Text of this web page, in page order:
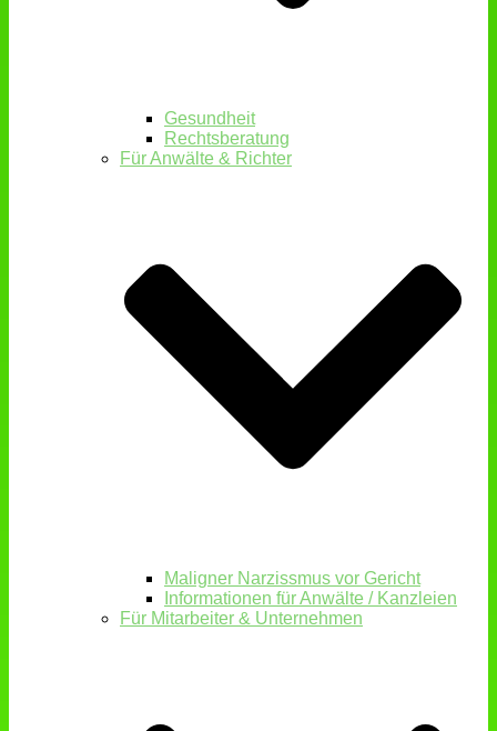
Gesundheit
Rechtsberatung
Für Anwälte & Richter
Maligner Narzissmus vor Gericht
Informationen für Anwälte / Kanzleien
Für Mitarbeiter & Unternehmen